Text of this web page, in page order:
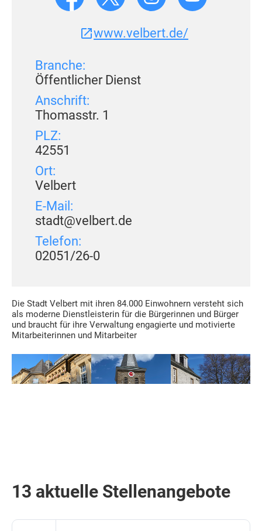
Die Stadt Velbert mit ihren 84.000 Einwohnern versteht sich
als moderne Dienstleisterin für die Bürgerinnen und Bürger
und braucht für ihre Verwaltung engagierte und motivierte
Mitarbeiterinnen und Mitarbeiter
www.velbert.de/
Branche:
Öffentlicher Dienst
Anschrift:
Thomasstr. 1
PLZ:
42551
Ort:
Velbert
E-Mail:
stadt@velbert.de
Telefon:
02051/26-0
13 aktuelle Stellenangebote